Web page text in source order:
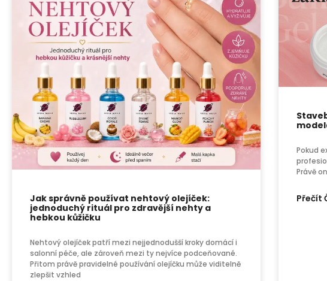
Jak správně používat nehtový olejíček:
jednoduchý rituál pro zdravější nehty a
hebkou kůžičku
Nehtový olejíček patří mezi nejjednodušší kroky domácí i
salonní péče, ale zároveň mezi ty nejvíce podceňované.
Přitom právě pravidelné používání olejíčku může viditelně
zlepšit vzhled
Pokud
Právě
Přečít